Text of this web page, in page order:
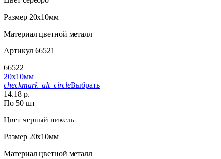
Размер 20х10мм
Материал цветной металл
Артикул 66521
66522
20х10мм
checkmark_alt_circleВыбрать
14.18 р.
По 50 шт
Цвет черный никель
Размер 20х10мм
Материал цветной металл